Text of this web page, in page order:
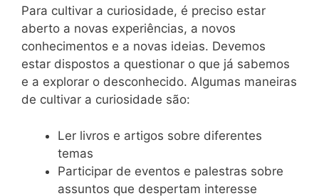
Para cultivar a curiosidade, é preciso estar
aberto a novas experiências, a novos
conhecimentos e a novas ideias. Devemos
estar dispostos a questionar o que já sabemos
e a explorar o desconhecido. Algumas maneiras
de cultivar a curiosidade são:
Ler livros e artigos sobre diferentes
temas
Participar de eventos e palestras sobre
assuntos que despertam interesse